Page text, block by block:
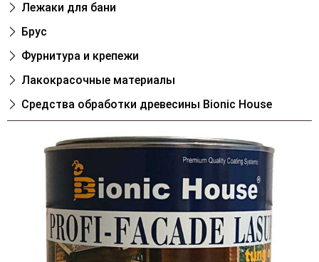
Лежаки для бани
Брус
Фурнитура и крепежи
Лакокрасочные материалы
Cредства обработки древесины Bionic House